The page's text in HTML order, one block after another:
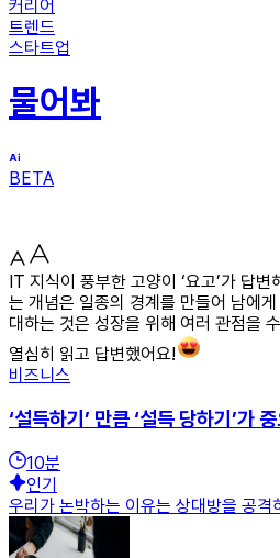
커리어
트렌드
스타트업
물어봐
BETA
IT 지식이 풍부한 고양이 ‘요고’가 답
는 개념은 일종의 경계를 만들어 남에
대하는 것은 성장을 위해 여러 관점을
열심히 읽고 답변했어요!
비즈니스
‘설득하기’ 만큼 ‘설득 당하기’가
10분
인기
우리가 논박하는 이유는 상대방을 공